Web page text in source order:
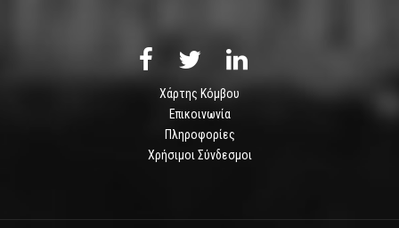
Χάρτης Κόμβου
Επικοινωνία
Πληροφορίες
Χρήσιμοι Σύνδεσμοι